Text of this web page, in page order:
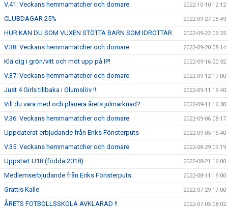
V.41: Veckans hemmamatcher och domare 2022-10-10 12:12
CLUBDAGAR 25% 2022-09-27 08:49
HUR KAN DU SOM VUXEN STÖTTA BARN SOM IDROTTAR 2022-09-22 09:25
V.38: Veckans hemmamatcher och domare 2022-09-20 08:14
Klä dig i grön/vitt och möt upp på IP! 2022-09-16 20:32
V.37: Veckans hemmamatcher och domare 2022-09-12 17:00
Just 4 Girls tillbaka i Glumslöv !! 2022-09-11 19:40
Vill du vara med och planera årets julmarknad? 2022-09-11 16:30
V.36: Veckans hemmamatcher och domare 2022-09-06 08:17
Uppdaterat erbjudande från Eriks Fönsterputs 2022-09-05 15:40
V.35: Veckans hemmamatcher och domare 2022-08-29 09:19
Uppstart U18 (födda 2018) 2022-08-21 16:00
Medlemserbjudande från Eriks Fönsterputs. 2022-08-11 19:00
Grattis Kalle 2022-07-29 17:00
ÅRETS FOTBOLLSSKOLA AVKLARAD !! 2022-07-05 08:02